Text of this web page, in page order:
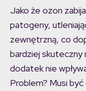
Jako że ozon
patogeny,
zewnętrzną, co
bardziej skuteczny
dodatek nie
Problem? Musi